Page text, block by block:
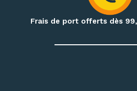
avec notre matériel de bivouac :
gaz à visser, popotes, couverts,
livraison de votre matériel
randonnée et de bivouac
Frais de port offerts dès